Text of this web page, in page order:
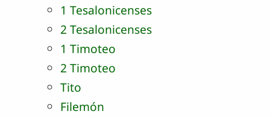
1 Tesalonicenses
2 Tesalonicenses
1 Timoteo
2 Timoteo
Tito
Filemón